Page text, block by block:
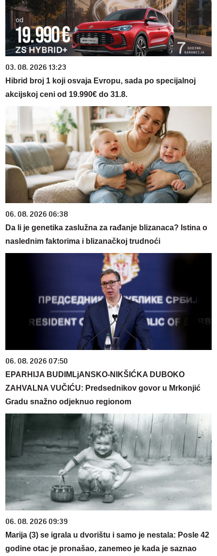
03. 08. 2026 13:23
Hibrid broj 1 koji osvaja Evropu, sada po specijalnoj
akcijskoj ceni od 19.990€ do 31.8.
06. 08. 2026 06:38
Da li je genetika zaslužna za rađanje blizanaca? Istina o
naslednim faktorima i blizanačkoj trudnoći
06. 08. 2026 07:50
EPARHIJA BUDIMLjANSKO-NIKŠIĆKA DUBOKO
ZAHVALNA VUČIĆU: Predsednikov govor u Mrkonjić
Gradu snažno odjeknuo regionom
06. 08. 2026 09:39
Marija (3) se igrala u dvorištu i samo je nestala: Posle 42
godine otac je pronašao, zanemeo je kada je saznao